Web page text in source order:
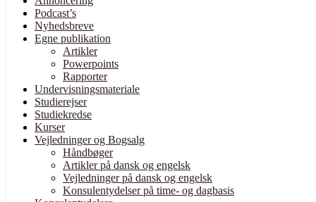
Podcast’s
Nyhedsbreve
Egne publikation
Artikler
Powerpoints
Rapporter
Undervisningsmateriale
Studierejser
Studiekredse
Kurser
Vejledninger og Bogsalg
Håndbøger
Artikler på dansk og engelsk
Vejledninger på dansk og engelsk
Konsulentydelser på time- og dagbasis